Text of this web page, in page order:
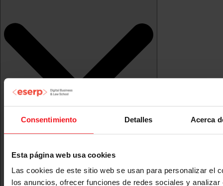
Consentimiento Detalles Acerca
Esta página web usa cookies
Las cookies de este sitio web se usan para personalizar el
los anuncios, ofrecer funciones de redes sociales y analizar